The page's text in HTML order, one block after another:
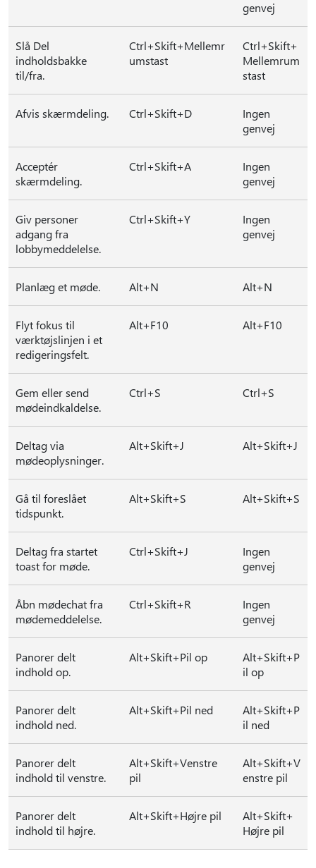
genvej
Slå Del
indholdsbakke
til/fra.
Ctrl+Skift+Mellemr
umstast
Ctrl+Skift+
Mellemrum
stast
Afvis skærmdeling. Ctrl+Skift+D
Ingen
genvej
Acceptér
skærmdeling.
Ctrl+Skift+A
Ingen
genvej
Giv personer
adgang fra
lobbymeddelelse.
Ctrl+Skift+Y
Ingen
genvej
Planlæg et møde. Alt+N Alt+N
Flyt fokus til
værktøjslinjen i et
redigeringsfelt.
Alt+F10 Alt+F10
Gem eller send
mødeindkaldelse.
Ctrl+S Ctrl+S
Deltag via
mødeoplysninger.
Alt+Skift+J Alt+Skift+J
Gå til foreslået
tidspunkt.
Alt+Skift+S Alt+Skift+S
Deltag fra startet
toast for møde.
Ctrl+Skift+J
Ingen
genvej
Åbn mødechat fra
mødemeddelelse.
Ctrl+Skift+R
Ingen
genvej
Panorer delt
indhold op.
Alt+Skift+Pil op
Alt+Skift+P
il op
Panorer delt
indhold ned.
Alt+Skift+Pil ned
Alt+Skift+P
il ned
Panorer delt
indhold til venstre.
Alt+Skift+Venstre
pil
Alt+Skift+V
enstre pil
Panorer delt
indhold til højre.
Alt+Skift+Højre pil
Alt+Skift+
Højre pil